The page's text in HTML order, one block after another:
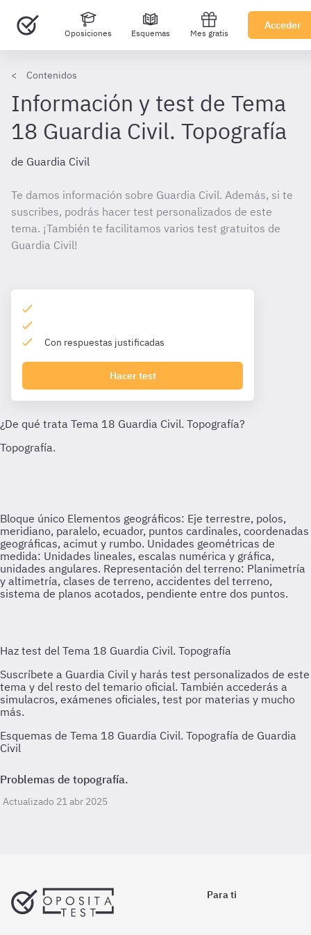
Oposiciones Esquemas Mes gratis
Acceder
Contenidos
Información y test de Tema
18 Guardia Civil. Topografía
de Guardia Civil
Te damos información sobre Guardia Civil. Además, si te
suscribes, podrás hacer test personalizados de este
tema. ¡También te facilitamos varios test gratuitos de
Guardia Civil!
Con respuestas justificadas
Hacer test
Bloque único Elementos geográficos: Eje terrestre, polos,
meridiano, paralelo, ecuador, puntos cardinales, coordenadas
geográficas, acimut y rumbo. Unidades geométricas de
medida: Unidades lineales, escalas numérica y gráfica,
unidades angulares. Representación del terreno: Planimetría
y altimetría, clases de terreno, accidentes del terreno,
sistema de planos acotados, pendiente entre dos puntos.
Esquemas de Tema 18 Guardia Civil. Topografía de Guardia
Civil
Problemas de topografía.
Actualizado 21 abr 2025
Para ti